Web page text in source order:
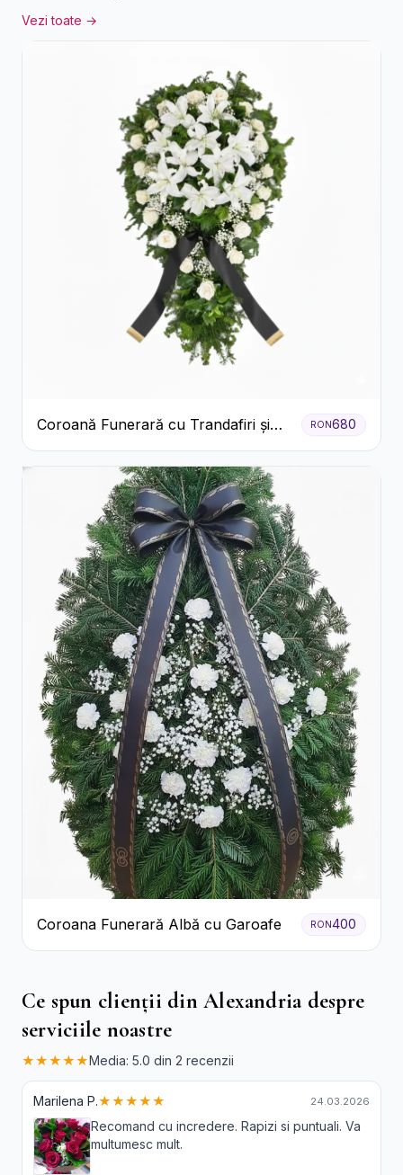
Vezi toate →
Coroană Funerară cu Trandafiri și
Crini
RON680
Coroana Funerară Albă cu Garoafe RON400
Ce spun clienții din Alexandria despre
serviciile noastre
★★★★★Media: 5.0 din 2 recenzii
Marilena P.★★★★★ 24.03.2026
Recomand cu incredere. Rapizi si puntuali. Va
multumesc mult.